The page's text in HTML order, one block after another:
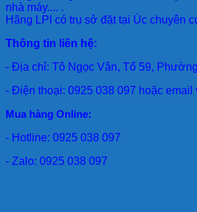
nhà máy.... .
Hãng LPI có trụ sở đặt tại Úc chuyên
Thông tin liên hệ:
- Địa chỉ: Tô Ngọc Vân, Tổ 59,
- Điện thoại: 0925 038 097 hoặc
Mua hàng Online:
- Hotline: 0925 038 097
- Zalo: 0925 038 097